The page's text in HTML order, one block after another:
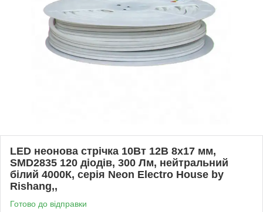
LED неонова стрічка 10Вт 12В 8х17 мм,
SMD2835 120 діодів, 300 Лм, нейтральний
білий 4000К, серія Neon Electro House by
Rishang,,
Готово до відправки